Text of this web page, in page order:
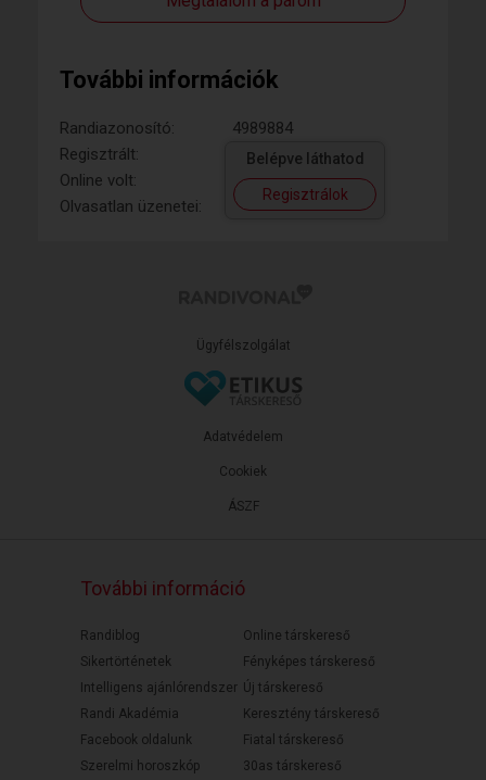
További információk
Randiazonosító:
4989884
Regisztrált:
Online volt:
Olvasatlan üzenetei:
Belépve láthatod
Regisztrálok
Ügyfélszolgálat
ÁSZF
Adatvédelem
Cookiek
További információ
Randiblog
Sikertörténetek
Intelligens ajánlórendszer
Randi Akadémia
Facebook oldalunk
Szerelmi horoszkóp
Online társkereső
Fényképes társkereső
Új társkereső
Keresztény társkereső
Fiatal társkereső
30as társkereső